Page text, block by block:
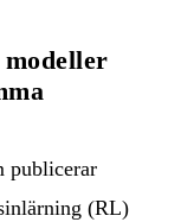
publicerar
(RL)